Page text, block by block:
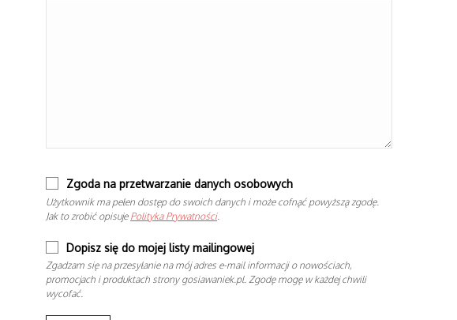
Zgoda na przetwarzanie danych osobowych
Użytkownik ma pełen dostęp do swoich danych i może cofnąć powyższą zgodę.
Jak to zrobić opisuje Polityka Prywatności.
Dopisz się do mojej listy mailingowej
Zgadzam się na przesyłanie na mój adres e-mail informacji o nowościach,
promocjach i produktach strony gosiawaniek.pl. Zgodę mogę w każdej chwili
wycofać.